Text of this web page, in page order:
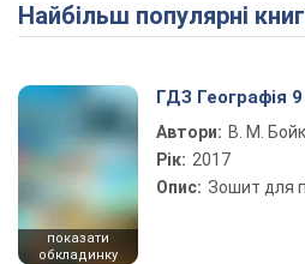
Найбільш популярні
показати
обкладинку
ГДЗ Географія
Автори: В. М.
Рік: 2017
Опис: Зошит для